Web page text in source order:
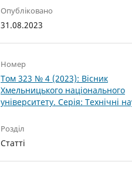
Опубліковано
31.08.2023
Номер
Том 323 № 4 (2023): Вісник
Хмельницького національного
університету. Серія: Технічні
Розділ
Статті